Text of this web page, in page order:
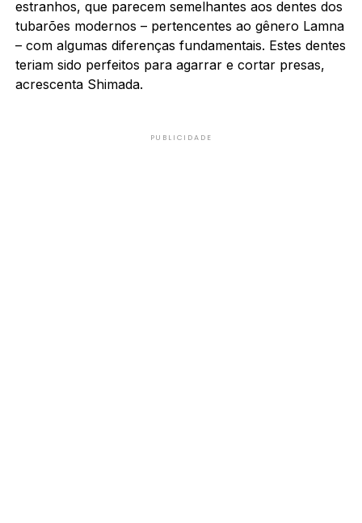
estranhos, que parecem semelhantes aos dentes dos
tubarões modernos – pertencentes ao gênero Lamna
– com algumas diferenças fundamentais. Estes dentes
teriam sido perfeitos para agarrar e cortar presas,
acrescenta Shimada.
PUBLICIDADE